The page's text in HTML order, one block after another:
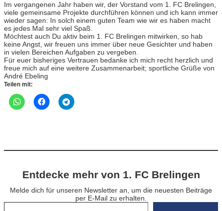
Im vergangenen Jahr haben wir, der Vorstand vom 1. FC Brelingen,
viele gemeinsame Projekte durchführen können und ich kann immer
wieder sagen: In solch einem guten Team wie wir es haben macht
es jedes Mal sehr viel Spaß.
Möchtest auch Du aktiv beim 1. FC Brelingen mitwirken, so hab
keine Angst, wir freuen uns immer über neue Gesichter und haben
in vielen Bereichen Aufgaben zu vergeben.
Für euer bisheriges Vertrauen bedanke ich mich recht herzlich und
freue mich auf eine weitere Zusammenarbeit; sportliche Grüße von
André Ebeling
Teilen mit:
Entdecke mehr von 1. FC Brelingen
Melde dich für unseren Newsletter an, um die neuesten Beiträge
per E-Mail zu erhalten.
Gib deine E-Mail-Adresse ein …